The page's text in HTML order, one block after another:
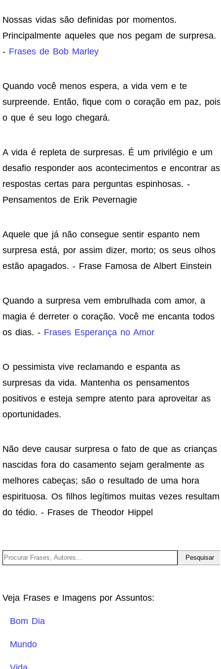
Nossas vidas são definidas por momentos.
Principalmente aqueles que nos pegam de surpresa.
- Frases de Bob Marley
Quando você menos espera, a vida vem e te
surpreende. Então, fique com o coração em paz, pois
o que é seu logo chegará.
A vida é repleta de surpresas. É um privilégio e um
desafio responder aos acontecimentos e encontrar as
respostas certas para perguntas espinhosas. -
Pensamentos de Erik Pevernagie
Aquele que já não consegue sentir espanto nem
surpresa está, por assim dizer, morto; os seus olhos
estão apagados. - Frase Famosa de Albert Einstein
Quando a surpresa vem embrulhada com amor, a
magia é derreter o coração. Você me encanta todos
os dias. - Frases Esperança no Amor
O pessimista vive reclamando e espanta as
surpresas da vida. Mantenha os pensamentos
positivos e esteja sempre atento para aproveitar as
oportunidades.
Não deve causar surpresa o fato de que as crianças
nascidas fora do casamento sejam geralmente as
melhores cabeças; são o resultado de uma hora
espirituosa. Os filhos legítimos muitas vezes resultam
do tédio. - Frases de Theodor Hippel
Veja Frases e Imagens por Assuntos:
Bom Dia
Mundo